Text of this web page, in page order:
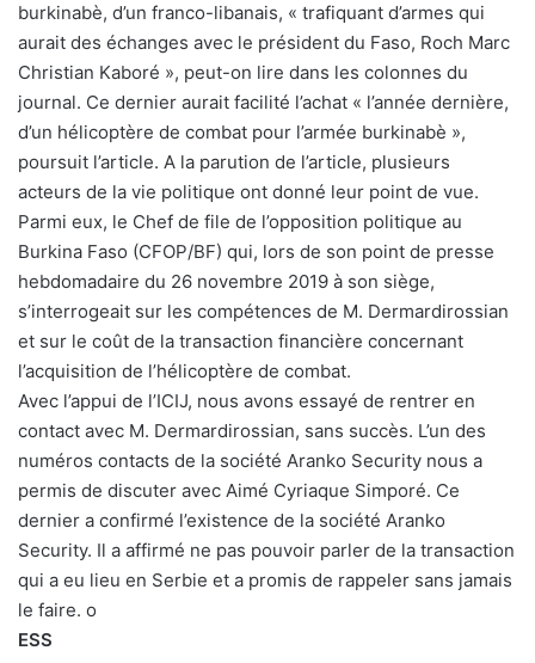
burkinabè, d’un franco-libanais, « trafiquant d’armes qui
aurait des échanges avec le président du Faso, Roch Marc
Christian Kaboré », peut-on lire dans les colonnes du
journal. Ce dernier aurait facilité l’achat « l’année dernière,
d’un hélicoptère de combat pour l’armée burkinabè »,
poursuit l’article. A la parution de l’article, plusieurs
acteurs de la vie politique ont donné leur point de vue.
Parmi eux, le Chef de file de l’opposition politique au
Burkina Faso (CFOP/BF) qui, lors de son point de presse
hebdomadaire du 26 novembre 2019 à son siège,
s’interrogeait sur les compétences de M. Dermardirossian
et sur le coût de la transaction financière concernant
l’acquisition de l’hélicoptère de combat.
Avec l’appui de l’ICIJ, nous avons essayé de rentrer en
contact avec M. Dermardirossian, sans succès. L’un des
numéros contacts de la société Aranko Security nous a
permis de discuter avec Aimé Cyriaque Simporé. Ce
dernier a confirmé l’existence de la société Aranko
Security. Il a affirmé ne pas pouvoir parler de la transaction
qui a eu lieu en Serbie et a promis de rappeler sans jamais
le faire. o
ESS